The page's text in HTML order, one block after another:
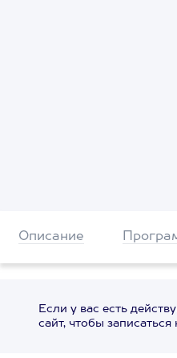
Описание
Если у вас есть
сайт, чтобы записаться